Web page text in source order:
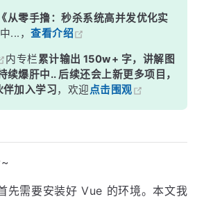
《从零手撸：秒杀系统高并发优化实
...，查看介绍
内专栏累计输出 150w+ 字，讲解图
续爆肝中.. 后续还会上新更多项目，
加入学习，欢迎点击围观
先需要安装好 Vue 的环境。本文我